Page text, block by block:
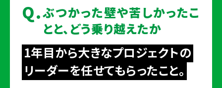
Q.ぶつかった壁や苦しかったこ
とと、どう乗り越えたか
1年目から大きなプロジェクトの
リーダーを任せてもらったこと。